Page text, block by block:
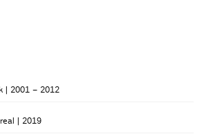
| 2001 – 2012
| 2019